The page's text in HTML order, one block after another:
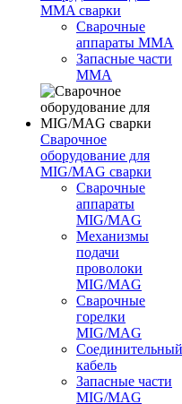
MMA сварки
Сварочные
аппараты MMA
Запасные части
MMA
Сварочное
оборудование для
MIG/MAG сварки
Сварочные
аппараты
MIG/MAG
Механизмы
подачи
проволоки
MIG/MAG
Сварочные
горелки
MIG/MAG
Соединительный
кабель
Запасные части
MIG/MAG